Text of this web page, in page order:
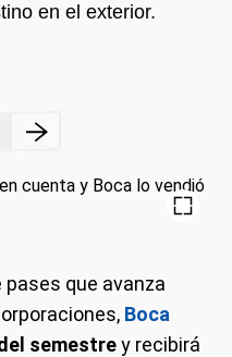
en el exterior.
pases que avanza
Boca
semestrey recibirá